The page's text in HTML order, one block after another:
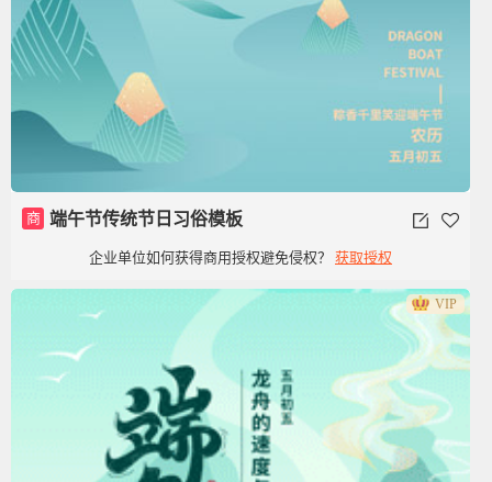
商 端午节传统节日习俗模板
企业单位如何获得商用授权避免侵权？ 获取授权
VIP